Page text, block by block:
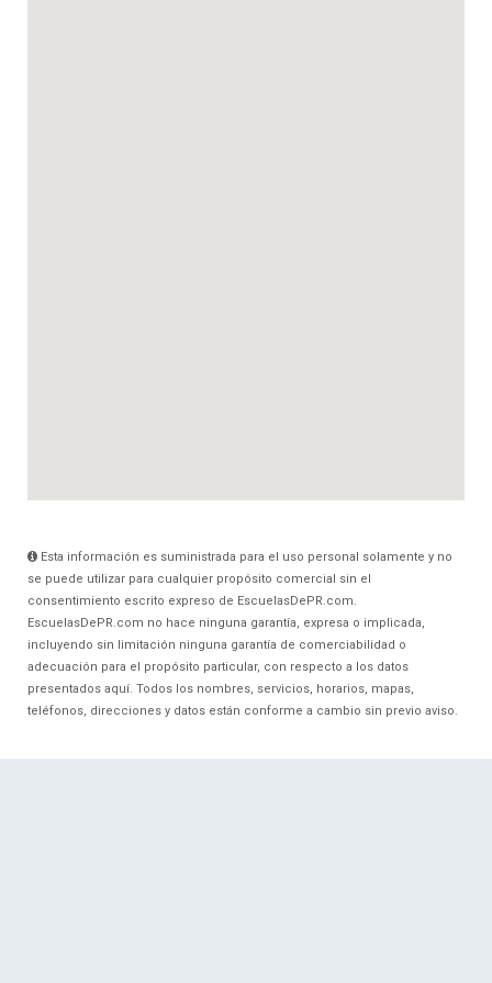
Esta información es suministrada para el uso personal solamente y no
se puede utilizar para cualquier propósito comercial sin el
consentimiento escrito expreso de EscuelasDePR.com.
EscuelasDePR.com no hace ninguna garantía, expresa o implicada,
incluyendo sin limitación ninguna garantía de comerciabilidad o
adecuación para el propósito particular, con respecto a los datos
presentados aquí. Todos los nombres, servicios, horarios, mapas,
teléfonos, direcciones y datos están conforme a cambio sin previo aviso.